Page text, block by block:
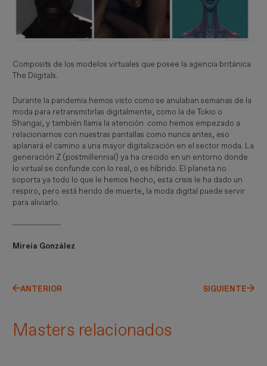
Composits de los modelos virtuales que posee la agencia británica
The Diigitals.
Durante la pandemia hemos visto como se anulaban semanas de la
moda para retransmitirlas digitalmente, como la de Tokio o
Shangai, y también llama la atención como hemos empezado a
relacionarnos con nuestras pantallas como nunca antes, eso
aplanará el camino a una mayor digitalización en el sector moda. La
generación Z (postmillennial) ya ha crecido en un entorno donde
lo virtual se confunde con lo real, o es híbrido. El planeta no
soporta ya todo lo que le hemos hecho, esta crisis le ha dado un
respiro, pero está herido de muerte, la moda digital puede servir
para aliviarlo.
Mireia González
ANTERIOR SIGUIENTE
Masters relacionados